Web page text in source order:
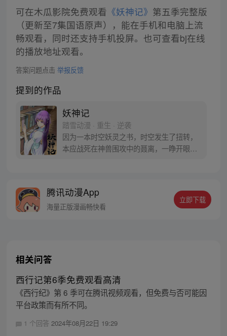
可在木瓜影院免费观看 《妖神记》 第五季完整版
（更新至7集国语原声），能在手机和电脑上流
畅观看，同时还支持手机投屏。也可查看bj在线
的播放地址观看。
答案问题点击 举报反馈
提到的作品
妖神记
踏雪动漫 · 重生 · 逆袭
因为一本时空妖灵之书，时空发生了扭转，
本应战死在神兽围攻中的聂离，一睁开眼已
腾讯动漫App
海量正版漫画畅快看
立即下载
相关问答
西行记第6季免费观看高清
《西行纪》第 6 季可在腾讯视频观看，但免费与否可能因
平台政策而有所不同。
1 个回答 2024年08月22日 19:29